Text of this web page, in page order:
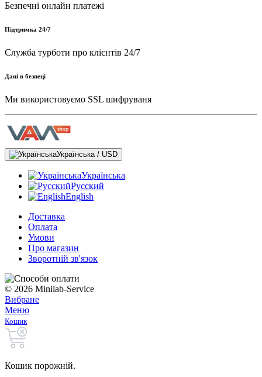
Безпечні онлайн платежі
Підтримка 24/7
Служба турботи про клієнтів 24/7
Дані в безпеці
Ми використовуємо SSL шифруваня
Українська / USD
Українська
Русский
English
Доставка
Оплата
Умови
Про магазин
Зворотній зв'язок
© 2026 Minilab-Service
Вибране
Меню
Кошик
Кошик порожній.